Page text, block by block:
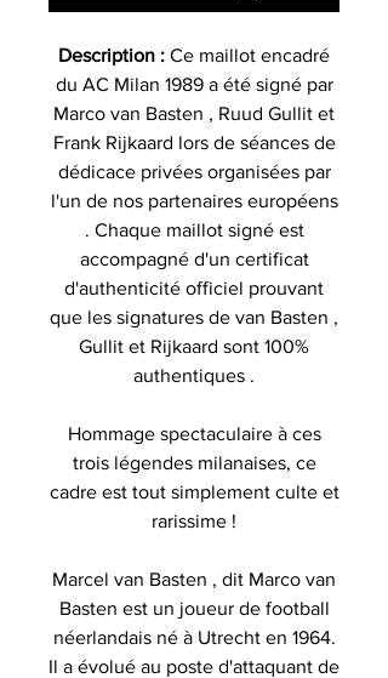
Description : Ce maillot encadré
du AC Milan 1989 a été signé par
Marco van Basten , Ruud Gullit et
Frank Rijkaard lors de séances de
dédicace privées organisées par
l'un de nos partenaires européens
. Chaque maillot signé est
accompagné d'un certificat
d'authenticité officiel prouvant
que les signatures de van Basten ,
Gullit et Rijkaard sont 100%
authentiques .
Hommage spectaculaire à ces
trois légendes milanaises, ce
cadre est tout simplement culte et
rarissime !
Marcel van Basten , dit Marco van
Basten est un joueur de football
néerlandais né à Utrecht en 1964.
Il a évolué au poste d'attaquant de